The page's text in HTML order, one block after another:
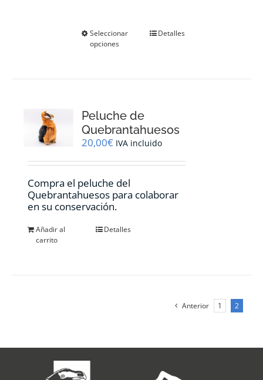
Seleccionar
opciones
Este
pueden
elegir
la
producto
Detalles
Peluche de
Quebrantahuesos
20,00€ IVA incluido
Compra el peluche del
Quebrantahuesos para colaborar
en su conservación.
Añadir al
carrito
Detalles
Anterior 1 2